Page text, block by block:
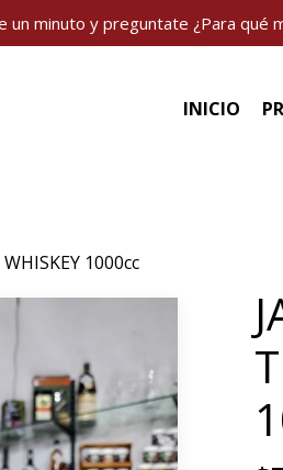
un minuto y preguntate ¿Para qué
INICIO
1000cc